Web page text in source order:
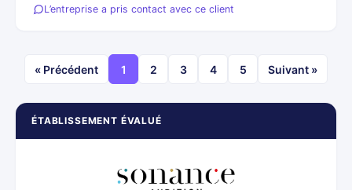
ÉTABLISSEMENT ÉVALUÉ
L’entreprise a pris contact avec ce client
« Précédent 1 2 3 4 5 Suivant »